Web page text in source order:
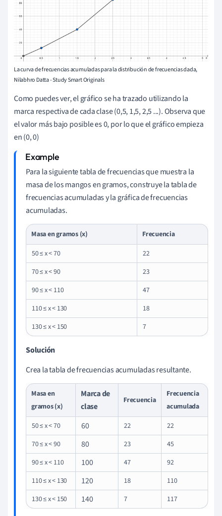
La curva de frecuencias acumuladas para la distribución de frecuencias dada,
Nilabhro Datta - Study Smart Originals
Como puedes ver, el gráfico se ha trazado utilizando la
marca respectiva de cada clase (0,5, 1,5, 2,5 ...). Observa que
el valor más bajo posible es 0, por lo que el gráfico empieza
en (0, 0)
Para la siguiente tabla de frecuencias que muestra la
masa de los mangos en gramos, construye la tabla de
frecuencias acumuladas y la gráfica de frecuencias
acumuladas.
Masa en gramos (x)
Frecuencia
50 ≤ x < 70
22
70 ≤ x < 90
23
90 ≤ x < 110
47
110 ≤ x < 130
18
130 ≤ x < 150
7
Solución
Crea la tabla de frecuencias acumuladas resultante.
Masa en
gramos (x)
Marca de
clase
Frecuencia
Frecuencia
acumulada
50 ≤ x < 70
60 22
22
70 ≤ x < 90
80 23
45
90 ≤ x < 110
100 47
92
110 ≤ x < 130
120 18
110
130 ≤ x < 150
140 7 117